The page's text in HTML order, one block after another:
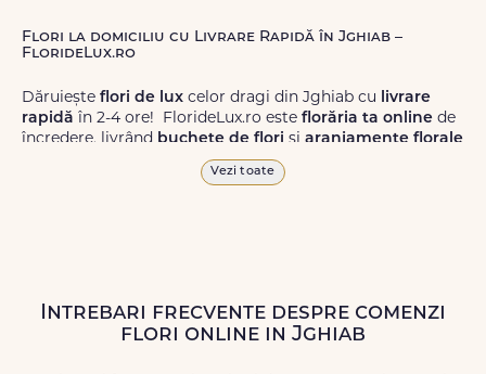
Flori la domiciliu cu Livrare Rapidă în Jghiab –
FlorideLux.ro
Dăruiește flori de lux celor dragi din Jghiab cu livrare
rapidă în 2-4 ore! FlorideLux.ro este florăria ta online de
încredere, livrând buchete de flori și aranjamente florale
de calitate superioară în Jghiab și în toată România.
Livrăm buchete de florichiar și în weekend, pentru ca tu
să poți adresa un gest frumos atunci când ai nevoie.
Vezi toate
Intrebari frecvente despre comenzi
flori online in Jghiab